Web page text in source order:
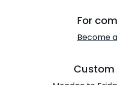
For
Become
Custom